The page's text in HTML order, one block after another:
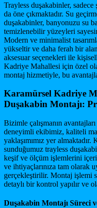
Trayless duşakabinler, sadece
da öne çıkmaktadır. Su
duşakabinler, banyonuzu su
temizlenebilir yüzeyleri
Modern ve minimalist
yükseltir ve daha ferah bir
aksesuar seçenekleri ile
Kadriye Mahallesi için özel
montaj hizmetiyle, bu
Karamürsel Kadriye
Duşakabin Montajı:
Bizimle çalışmanın
deneyimli ekibimiz, kaliteli
yaklaşımımız yer
sunduğumuz trayless
keşif ve ölçüm işlemlerini
ve ihtiyaçlarınıza tam olarak
gerçekleştirilir. Montaj işlemi
detaylı bir kontrol yapılır ve
Duşakabin Montajı Süreci